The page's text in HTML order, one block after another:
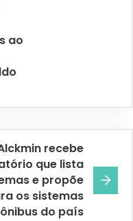
ao
recebe
que lista
e propõe
os sistemas
do país